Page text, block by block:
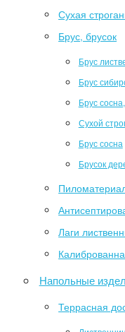
Сухая
Брус, брусок
Брус
Брус
Брус
Сухой
Брус сосна
Брусок
Лаги
Напольные
Террасная